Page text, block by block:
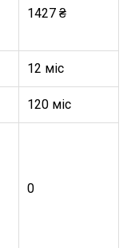
1427 ₴
12 міс
120 міс
0